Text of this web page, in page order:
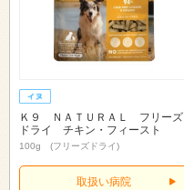
Ｋ９ ＮＡＴＵＲＡＬ フリーズ
ドライ チキン・フィースト
100g (フリーズドライ)
取扱い病院